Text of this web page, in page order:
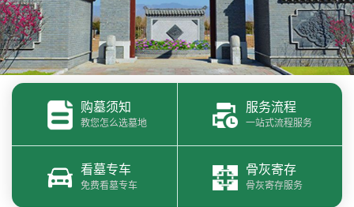
购墓须知
教您怎么选墓地
服务流程
一站式流程服务
看墓专车
免费看墓专车
骨灰寄存
骨灰寄存服务